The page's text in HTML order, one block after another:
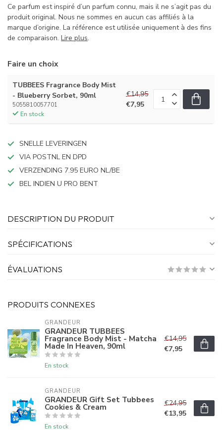
Ce parfum est inspiré d’un parfum connu, mais il ne s’agit pas du
produit original. Nous ne sommes en aucun cas affiliés à la
marque d’origine. La référence est utilisée uniquement à des fins
de comparaison. Lire plus.
Faire un choix
TUBBEES Fragrance Body Mist
- Blueberry Sorbet, 90ml
5055810057701
En stock
€14,95
€7,95
SNELLE LEVERINGEN
VIA POSTNL EN DPD
VERZENDING 7.95 EURO NL/BE
BEL INDIEN U PRO BENT
DESCRIPTION DU PRODUIT
SPÉCIFICATIONS
ÉVALUATIONS
PRODUITS CONNEXES
GRANDEUR
GRANDEUR TUBBEES
Fragrance Body Mist - Matcha
Made In Heaven, 90ml
En stock
€14,95
€7,95
GRANDEUR
GRANDEUR Gift Set Tubbees
Cookies & Cream
En stock
€24,95
€13,95